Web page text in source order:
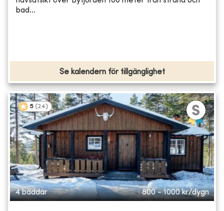
bad...
Se kalendern för tillgänglighet
5 (24)
4 bäddar 800 - 1000 kr/dygn